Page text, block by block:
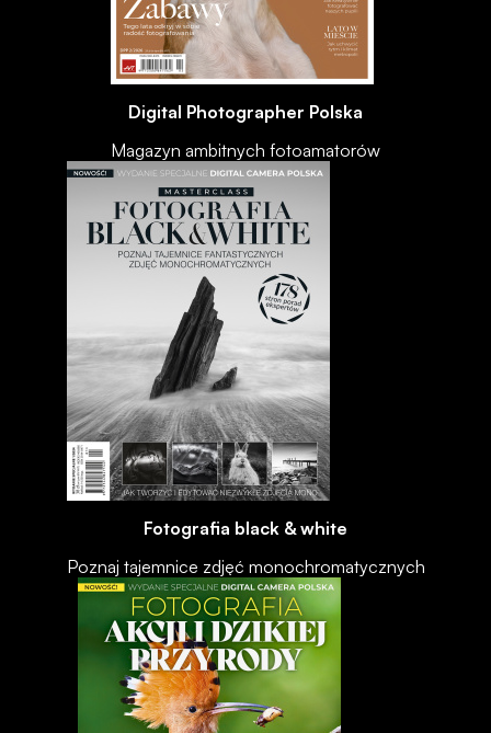
Digital Photographer Polska
Magazyn ambitnych fotoamatorów
Fotografia black & white
Poznaj tajemnice zdjęć monochromatycznych